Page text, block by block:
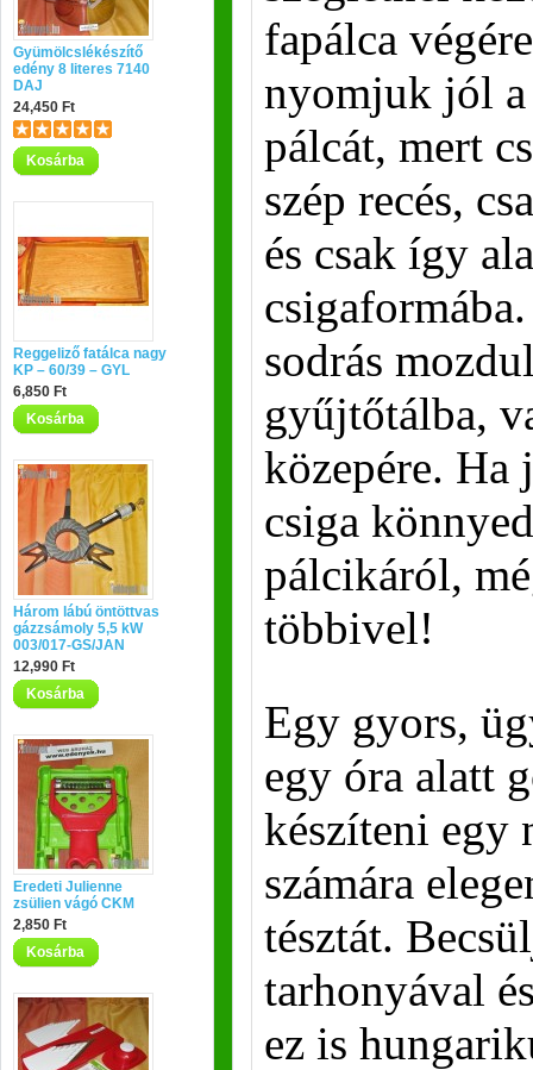
Gyümölcslékészítő
edény 8 literes 7140
DAJ
24,450 Ft
Kosárba
Reggeliző fatálca nagy
KP – 60/39 – GYL
6,850 Ft
Kosárba
Három lábú öntöttvas
gázzsámoly 5,5 kW
003/017-GS/JAN
12,990 Ft
Kosárba
Eredeti Julienne
zsülien vágó CKM
2,850 Ft
Kosárba
fapálca
nyomjuk jól a
pálcát, mert
szép recés,
és csak így
sodrás
gyűjtőtálba,
közepére. Ha
csiga
pálcikáról,
többivel!
Egy gyors,
egy óra alatt
készíteni egy
számára
tésztát.
tarhonyával
ez is